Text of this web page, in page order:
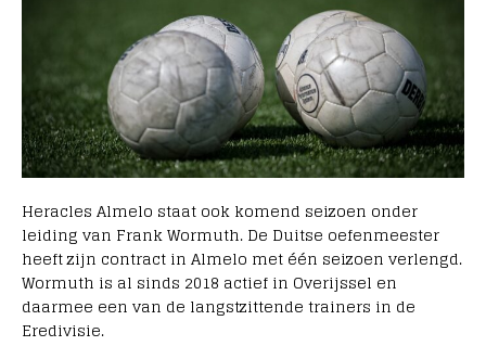
Heracles Almelo staat ook komend seizoen onder
leiding van Frank Wormuth. De Duitse oefenmeester
heeft zijn contract in Almelo met één seizoen verlengd.
Wormuth is al sinds 2018 actief in Overijssel en
daarmee een van de langstzittende trainers in de
Eredivisie.